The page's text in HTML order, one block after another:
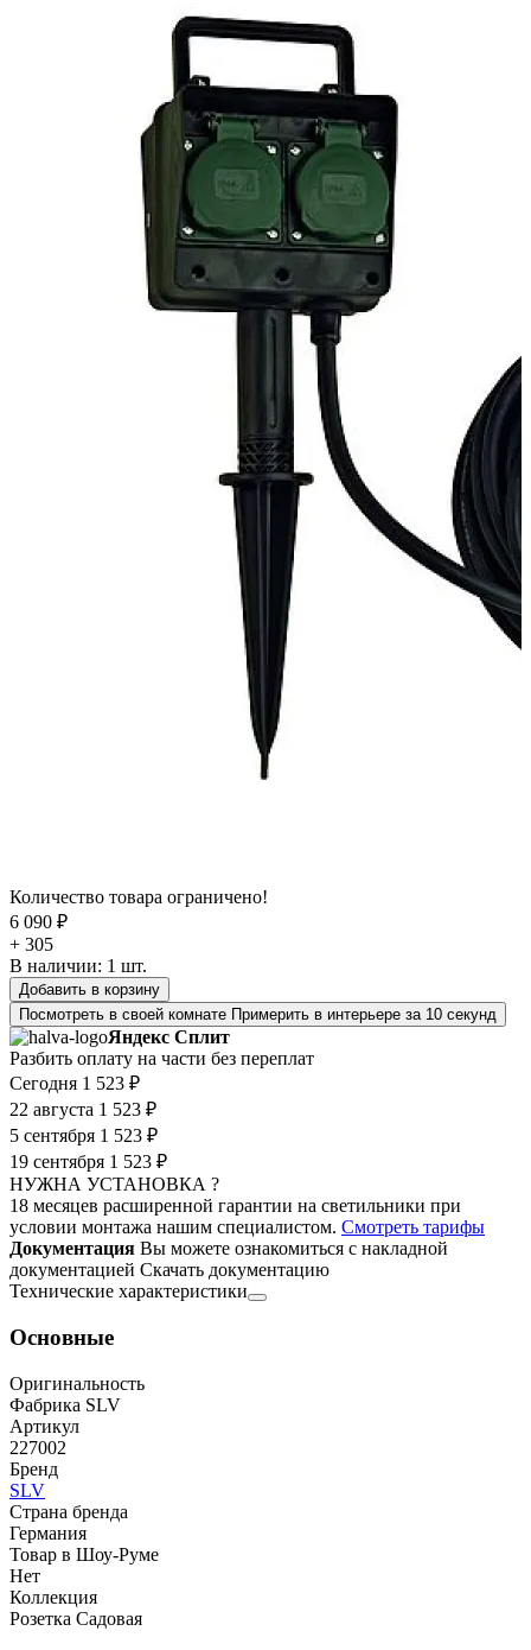
Количество товара ограничено!
6 090 ₽
+ 305
В наличии: 1 шт.
Добавить в корзину
Посмотреть в своей комнате Примерить в интерьере за 10 секунд
Яндекс Сплит
Разбить оплату на части без переплат
Сегодня 1 523 ₽
22 августа 1 523 ₽
5 сентября 1 523 ₽
19 сентября 1 523 ₽
НУЖНА УСТАНОВКА ?
18 месяцев расширенной гарантии на светильники при
условии монтажа нашим специалистом. Смотреть тарифы
Документация Вы можете ознакомиться с накладной
документацией Скачать документацию
Технические характеристики
Основные
Оригинальность
Фабрика SLV
Артикул
227002
Бренд
SLV
Страна бренда
Германия
Товар в Шоу-Руме
Нет
Коллекция
Розетка Садовая